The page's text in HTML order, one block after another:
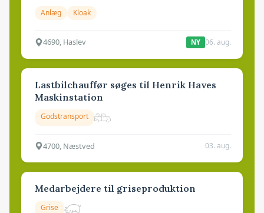
Anlæg Kloak
4690, Haslev NY 06. aug.
Lastbilchauffør søges til Henrik Haves
Maskinstation
Godstransport
4700, Næstved 03. aug.
Medarbejdere til griseproduktion
Grise